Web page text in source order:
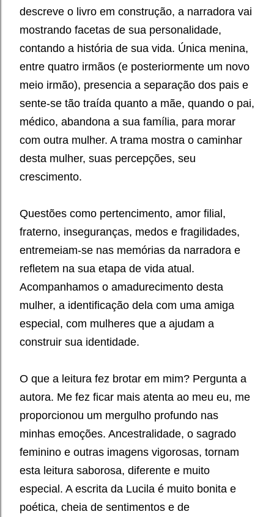
descreve o livro em construção, a narradora vai
mostrando facetas de sua personalidade,
contando a história de sua vida. Única menina,
entre quatro irmãos (e posteriormente um novo
meio irmão), presencia a separação dos pais e
sente-se tão traída quanto a mãe, quando o pai,
médico, abandona a sua família, para morar
com outra mulher. A trama mostra o caminhar
desta mulher, suas percepções, seu
crescimento.
Questões como pertencimento, amor filial,
fraterno, inseguranças, medos e fragilidades,
entremeiam-se nas memórias da narradora e
refletem na sua etapa de vida atual.
Acompanhamos o amadurecimento desta
mulher, a identificação dela com uma amiga
especial, com mulheres que a ajudam a
construir sua identidade.
O que a leitura fez brotar em mim? Pergunta a
autora. Me fez ficar mais atenta ao meu eu, me
proporcionou um mergulho profundo nas
minhas emoções. Ancestralidade, o sagrado
feminino e outras imagens vigorosas, tornam
esta leitura saborosa, diferente e muito
especial. A escrita da Lucila é muito bonita e
poética, cheia de sentimentos e de